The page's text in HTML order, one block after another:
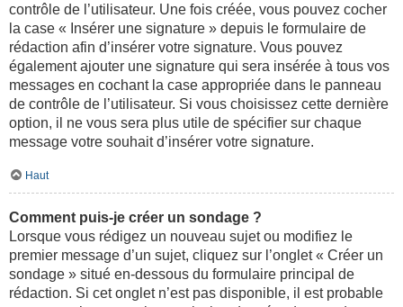
contrôle de l’utilisateur. Une fois créée, vous pouvez cocher
la case « Insérer une signature » depuis le formulaire de
rédaction afin d’insérer votre signature. Vous pouvez
également ajouter une signature qui sera insérée à tous vos
messages en cochant la case appropriée dans le panneau
de contrôle de l’utilisateur. Si vous choisissez cette dernière
option, il ne vous sera plus utile de spécifier sur chaque
message votre souhait d’insérer votre signature.
Haut
Comment puis-je créer un sondage ?
Lorsque vous rédigez un nouveau sujet ou modifiez le
premier message d’un sujet, cliquez sur l’onglet « Créer un
sondage » situé en-dessous du formulaire principal de
rédaction. Si cet onglet n’est pas disponible, il est probable